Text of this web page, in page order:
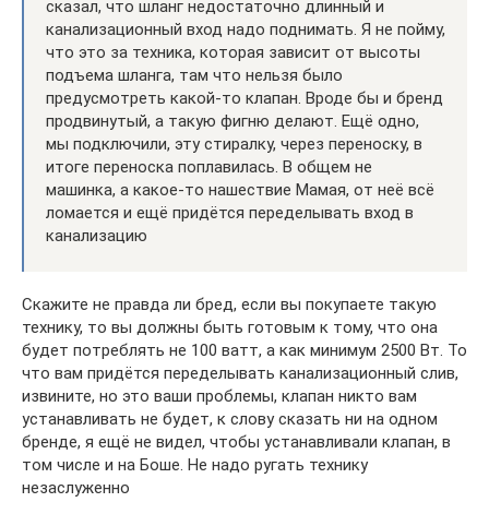
сказал, что шланг недостаточно длинный и
канализационный вход надо поднимать. Я не пойму,
что это за техника, которая зависит от высоты
подъема шланга, там что нельзя было
предусмотреть какой-то клапан. Вроде бы и бренд
продвинутый, а такую фигню делают. Ещё одно,
мы подключили, эту стиралку, через переноску, в
итоге переноска поплавилась. В общем не
машинка, а какое-то нашествие Мамая, от неё всё
ломается и ещё придётся переделывать вход в
канализацию
Скажите не правда ли бред, если вы покупаете такую
технику, то вы должны быть готовым к тому, что она
будет потреблять не 100 ватт, а как минимум 2500 Вт. То
что вам придётся переделывать канализационный слив,
извините, но это ваши проблемы, клапан никто вам
устанавливать не будет, к слову сказать ни на одном
бренде, я ещё не видел, чтобы устанавливали клапан, в
том числе и на Боше. Не надо ругать технику
незаслуженно